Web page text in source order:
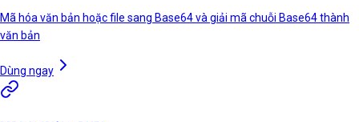
Mã hóa văn bản hoặc file sang Base64 và giải mã chuỗi Base64 thành
văn bản
Dùng ngay